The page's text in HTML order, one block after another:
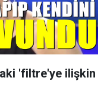
'filtre'ye ilişkin